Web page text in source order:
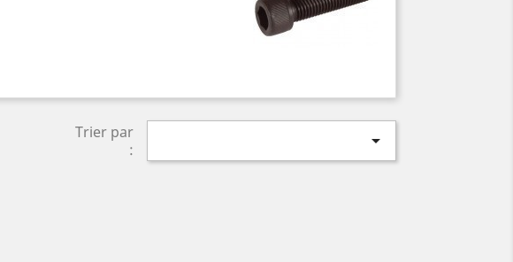
Trier par
:
